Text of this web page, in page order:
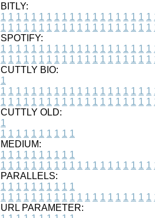
BITLY:
1 1 1 1 1 1 1 1 1 1 1 1 1 1 1 1 1 1 1 1
1 1 1 1 1 1 1 1 1 1 1 1 1 1 1 1 1 1 1 1
SPOTIFY:
1 1 1 1 1 1 1 1 1 1 1 1 1 1 1 1 1 1 1 1
1 1 1 1 1 1 1 1 1 1 1 1 1 1 1 1 1 1 1 1
CUTTLY BIO:
1
1 1 1 1 1 1 1 1 1 1 1 1 1 1 1 1 1 1 1 1
1 1 1 1 1 1 1 1 1 1 1 1 1 1 1 1 1 1 1 1
CUTTLY OLD:
1
1 1 1 1 1 1 1 1 1 1
MEDIUM:
1 1 1 1 1 1 1 1 1 1
1 1 1 1 1 1 1 1 1 1 1 1 1 1 1 1 1 1 1 1
PARALLELS:
1 1 1 1 1 1 1 1 1 1
1 1 1 1 1 1 1 1 1 1 1 1 1 1 1 1 1 1 1 1
URL PARAMETER: